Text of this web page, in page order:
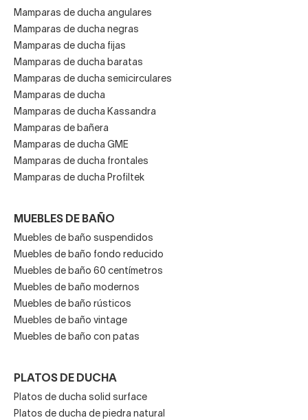
Mamparas de ducha angulares
Mamparas de ducha negras
Mamparas de ducha fijas
Mamparas de ducha baratas
Mamparas de ducha semicirculares
Mamparas de ducha
Mamparas de ducha Kassandra
Mamparas de bañera
Mamparas de ducha GME
Mamparas de ducha frontales
Mamparas de ducha Profiltek
MUEBLES DE BAÑO
Muebles de baño suspendidos
Muebles de baño fondo reducido
Muebles de baño 60 centímetros
Muebles de baño modernos
Muebles de baño rústicos
Muebles de baño vintage
Muebles de baño con patas
PLATOS DE DUCHA
Platos de ducha solid surface
Platos de ducha de piedra natural